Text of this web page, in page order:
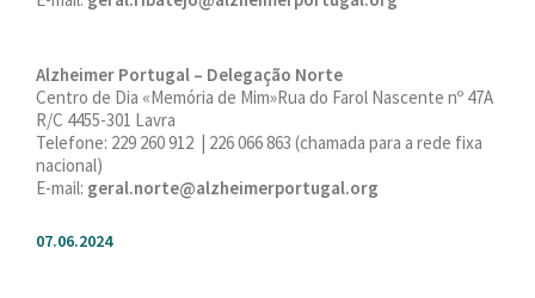
Alzheimer Portugal – Delegação Norte
Centro de Dia «Memória de Mim»Rua do Farol Nascente nº 47A
R/C 4455-301 Lavra
Telefone: 229 260 912 | 226 066 863 (chamada para a rede fixa
nacional)
E-mail: geral.norte@alzheimerportugal.org
07.06.2024